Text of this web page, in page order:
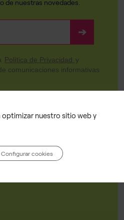
de nuestras novedades.
nuestro sitio web y
Configurar cookies